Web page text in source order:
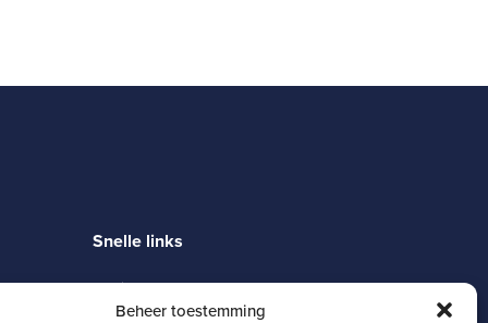
Beheer toestemming
Snelle links
Magister
Moodle